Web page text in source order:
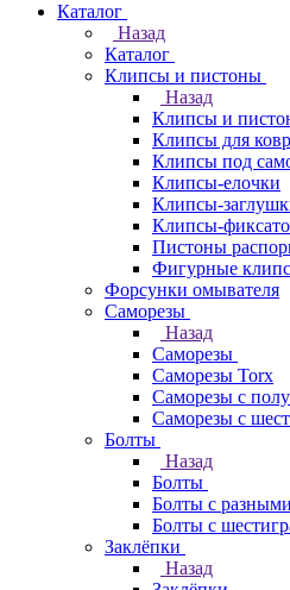
Каталог
Назад
Каталог
Клипсы и пистоны
Назад
Клипсы и
Клипсы для
Клипсы под
Клипсы-елочки
Клипсы-
Клипсы-
Пистоны
Фигурные
Форсунки омывателя
Саморезы
Назад
Саморезы
Саморезы Torx
Саморезы с
Саморезы с
Болты
Назад
Болты
Болты с
Болты с
Заклёпки
Назад